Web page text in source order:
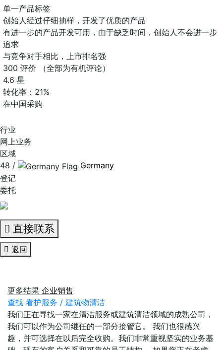
单一产品标签
创始人经过仔细抽样，开发了优质的产品
有进一步的产品开发可用，由于缺乏时间，创始人不会进一步
追求
与竞争对手相比，上市排名强
300 评价 （全部为有机评论）
4.6 星
转化率：21%
在中国采购
行业
网上业务
区域
48 /
Germany
登记
委托
直接联系
返回
更多结果 企业销售
查找 看护服务 / 建筑物清洁
我们正在寻找一家在清洁服务或建筑清洁领域的成熟公司，
我们可以作为公司继任的一部分接管它。 我们也很感兴
趣，并可选择在以后完全收购。我们非常重视坚实的业务基